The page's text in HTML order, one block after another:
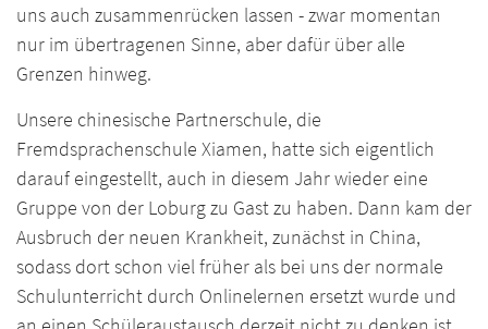
uns auch zusammenrücken lassen - zwar momentan
nur im übertragenen Sinne, aber dafür über alle
Grenzen hinweg.
Unsere chinesische Partnerschule, die
Fremdsprachenschule Xiamen, hatte sich eigentlich
darauf eingestellt, auch in diesem Jahr wieder eine
Gruppe von der Loburg zu Gast zu haben. Dann kam der
Ausbruch der neuen Krankheit, zunächst in China,
sodass dort schon viel früher als bei uns der normale
Schulunterricht durch Onlinelernen ersetzt wurde und